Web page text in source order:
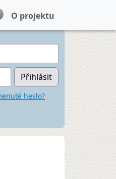
O projektu
Přihlásit
heslo?